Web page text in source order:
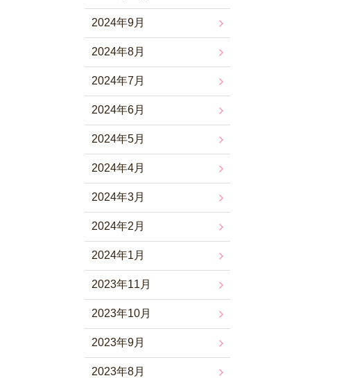
2024年9月
2024年8月
2024年7月
2024年6月
2024年5月
2024年4月
2024年3月
2024年2月
2024年1月
2023年11月
2023年10月
2023年9月
2023年8月